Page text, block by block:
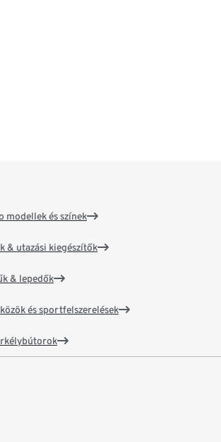
modellek és színek
& utazási kiegészítők
& lepedők
és sportfelszerelések